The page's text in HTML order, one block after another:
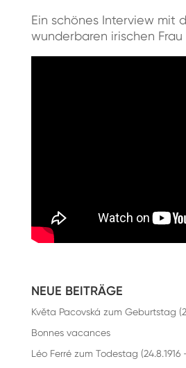
Ein schönes Interview mit
wunderbaren irischen
NEUE BEITRÄGE
Květa Pacovská zum Geburtstag
Bonnes vacances
Léo Ferré zum Todestag (24.8.1916